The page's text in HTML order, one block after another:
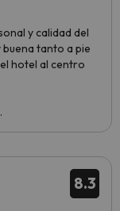
y calidad del
tanto a pie
hotel al centro
8.3